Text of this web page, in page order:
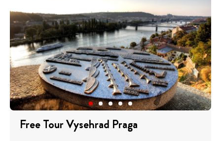
Free Tour Vysehrad Praga